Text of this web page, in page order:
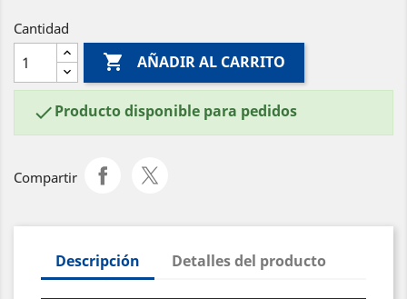
Cantidad
 AÑADIR AL CARRITO
Producto disponible para pedidos
Compartir
Descripción Detalles del producto